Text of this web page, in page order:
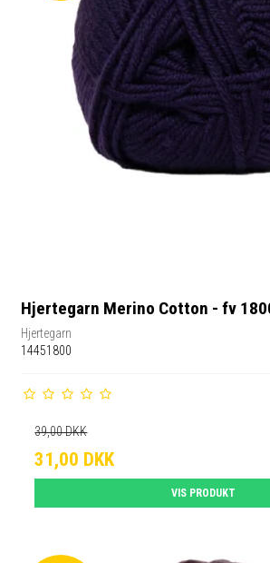
Hjertegarn Merino Cotton - fv
Hjertegarn
14451800
39,00 DKK
31,00 DKK
VIS PRODUKT